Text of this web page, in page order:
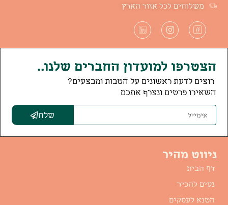
משלוחים לכל אזור הארץ
הצטרפו למועדון החברים שלנו..
רוצים לדעת ראשונים על הטבות ומבצעים?
השאירו פרטים ונצרף אתכם
שלח
ניווט מהיר
דף הבית
נעים להכיר
הטנא לעסקים